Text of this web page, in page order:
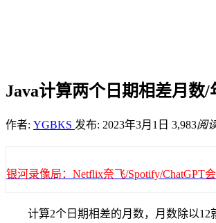
Java计算两个日期相差月数/
作者: YGBKS 发布: 2023年3月1日 3,983阅
银河录像局：Netflix奈飞/Spotify/ChatGPT
计算2个日期相差的月数，月数除以12